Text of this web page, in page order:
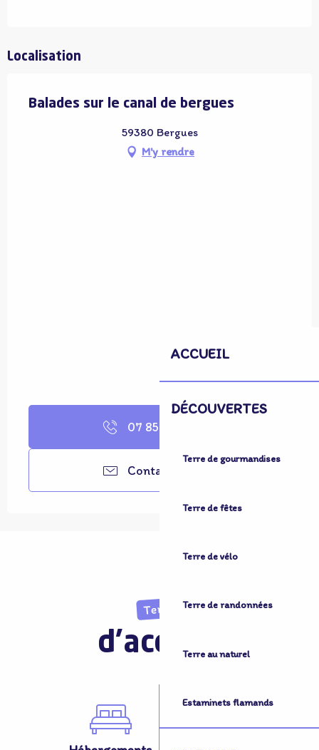
ACCUEIL
DÉCOUVERTES
Terre de gourmandises
Terre de fêtes
Terre de vélo
Terre de randonnées
Terre au naturel
Estaminets flamands
Localisation
Balades sur le canal de bergues
59380 Bergues
M'y rendre
07 85 77 45
Contactez-nous
Terre
d'accueil